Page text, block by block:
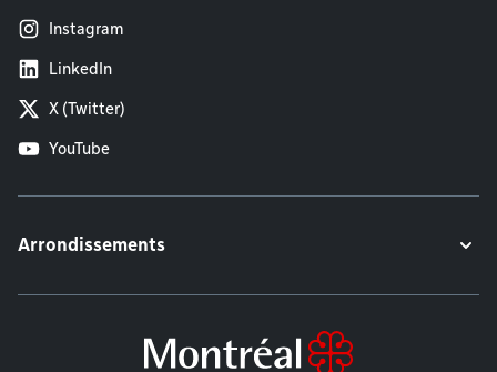
Instagram
LinkedIn
X (Twitter)
YouTube
Arrondissements